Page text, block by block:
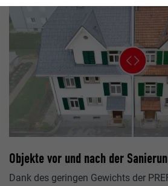
Objekte vor und nach der
Dank des geringen Gewichts der